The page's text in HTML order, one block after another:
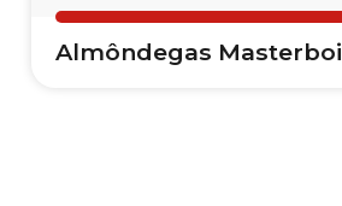
Almôndegas Masterboi